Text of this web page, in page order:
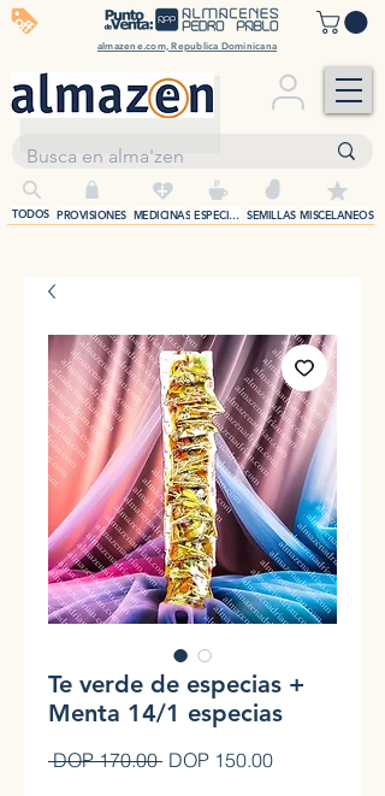
almazene.com, Republica Dominicana
off
+
PROVISIONES MEDICINAS SEMILLAS
ESPECIAS MISCELANEOS
TODOS
Te verde de especias +
Menta 14/1 especias
DOP 170.00 Precio
DOP 150.00Precio de